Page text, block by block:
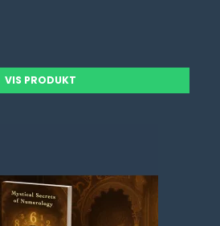
VIS PRODUKT